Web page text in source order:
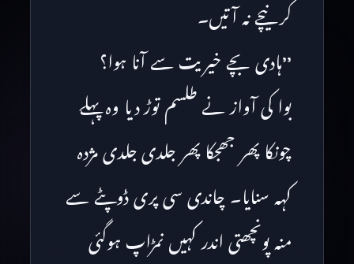
کر نیچے نہ آتیں۔
’’ہادی بچے خیریت سے آنا ہوا؟
بوا کی آواز نے طلسم توڑ دیا وہ پہلے
چونکا پھر جھجکا پھر جلدی جلدی مژدہ
کہہ سنایا۔ چاندی سی پری ڈوپٹے سے
منہ پونچھتی اندر کہیں نمڑاپ ہوگئی